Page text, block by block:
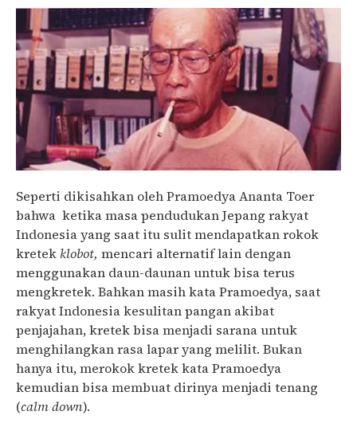
Seperti dikisahkan oleh Pramoedya Ananta Toer
bahwa ketika masa pendudukan Jepang rakyat
Indonesia yang saat itu sulit mendapatkan rokok
kretek klobot, mencari alternatif lain dengan
menggunakan daun-daunan untuk bisa terus
mengkretek. Bahkan masih kata Pramoedya, saat
rakyat Indonesia kesulitan pangan akibat
penjajahan, kretek bisa menjadi sarana untuk
menghilangkan rasa lapar yang melilit. Bukan
hanya itu, merokok kretek kata Pramoedya
kemudian bisa membuat dirinya menjadi tenang
(calm down).